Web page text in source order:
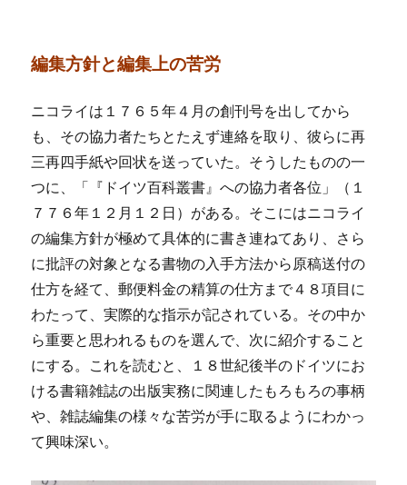
編集方針と編集上の苦労
ニコライは１７６５年４月の創刊号を出してから
も、その協力者たちとたえず連絡を取り、彼らに再
三再四手紙や回状を送っていた。そうしたものの一
つに、「『ドイツ百科叢書』への協力者各位」（１
７７６年１２月１２日）がある。そこにはニコライ
の編集方針が極めて具体的に書き連ねてあり、さら
に批評の対象となる書物の入手方法から原稿送付の
仕方を経て、郵便料金の精算の仕方まで４８項目に
わたって、実際的な指示が記されている。その中か
ら重要と思われるものを選んで、次に紹介すること
にする。これを読むと、１８世紀後半のドイツにお
ける書籍雑誌の出版実務に関連したもろもろの事柄
や、雑誌編集の様々な苦労が手に取るようにわかっ
て興味深い。